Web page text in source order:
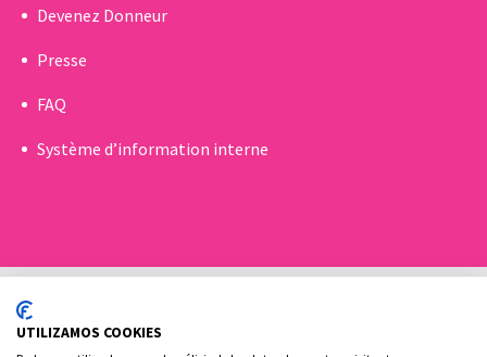
Devenez Donneur
Presse
FAQ
Système d’information interne
UTILIZAMOS COOKIES